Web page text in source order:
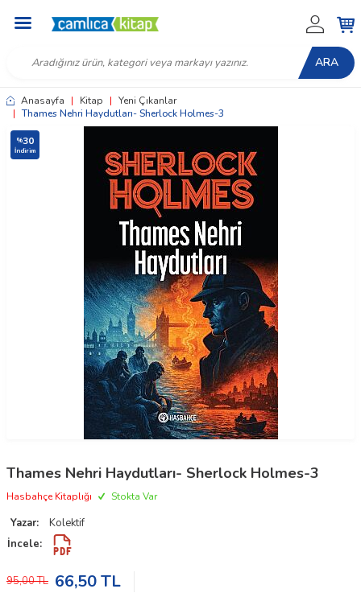
ARA
Anasayfa | Kitap | Yeni Çıkanlar
| Thames Nehri Haydutları- Sherlock Holmes-3
%30
İndirim
Thames Nehri Haydutları- Sherlock Holmes-3
Hasbahçe Kitaplığı Stokta Var
Yazar:
Kolektif
İncele:
95,00TL 66,50TL